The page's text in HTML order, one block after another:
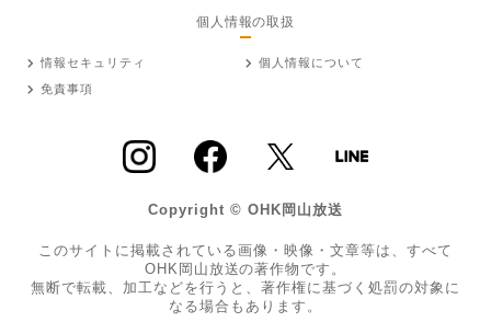
個人情報の取扱
情報セキュリティ
個人情報について
免責事項
Copyright © OHK岡山放送
このサイトに掲載されている画像・映像・文章等は、すべて
OHK岡山放送の著作物です。
無断で転載、加工などを行うと、著作権に基づく処罰の対象に
なる場合もあります。